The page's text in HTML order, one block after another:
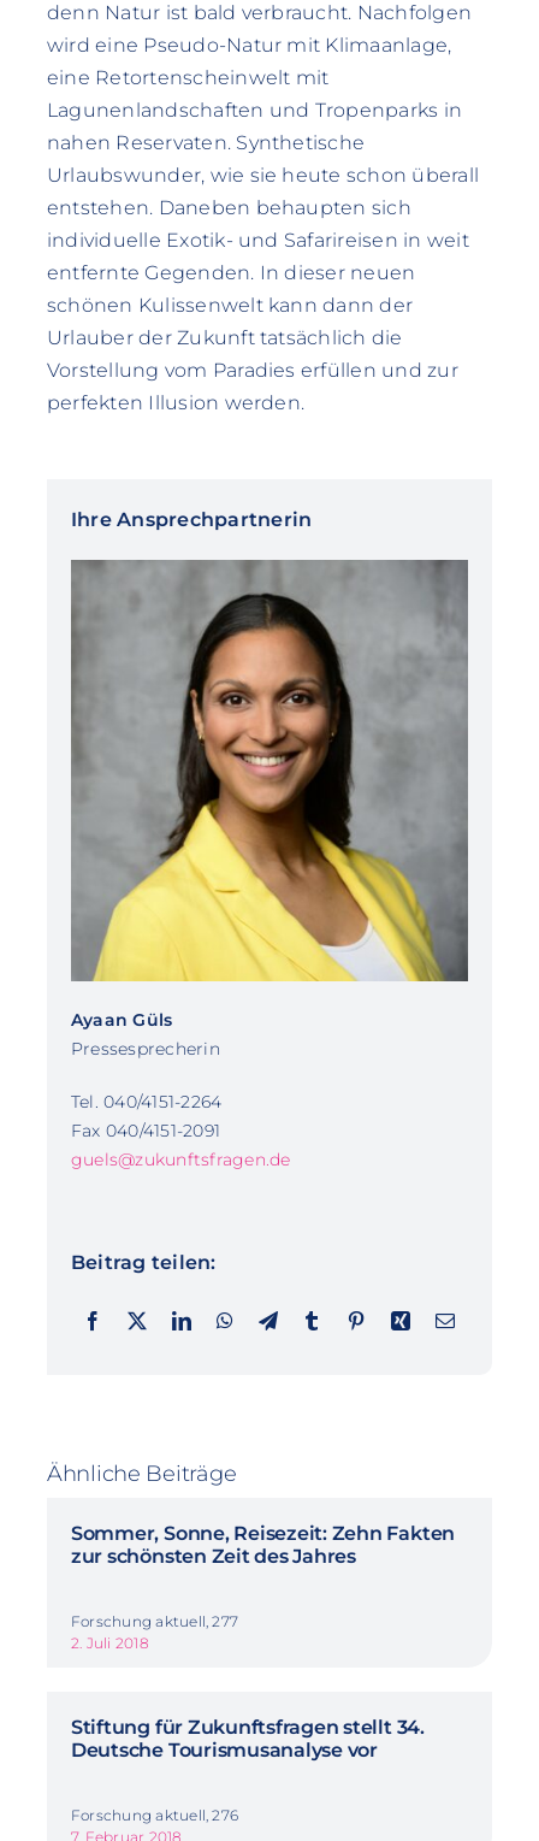
denn Natur ist bald verbraucht. Nachfolgen
wird eine Pseudo-Natur mit Klimaanlage,
eine Retortenscheinwelt mit
Lagunenlandschaften und Tropenparks in
nahen Reservaten. Synthetische
Urlaubswunder, wie sie heute schon überall
entstehen. Daneben behaupten sich
individuelle Exotik- und Safarireisen in weit
entfernte Gegenden. In dieser neuen
schönen Kulissenwelt kann dann der
Urlauber der Zukunft tatsächlich die
Vorstellung vom Paradies erfüllen und zur
perfekten Illusion werden.
Ihre Ansprechpartnerin
Ayaan Güls
Pressesprecherin
Tel. 040/4151-2264
Fax 040/4151-2091
guels@zukunftsfragen.de
Beitrag teilen:
Ähnliche Beiträge
Sommer, Sonne, Reisezeit: Zehn Fakten
zur schönsten Zeit des Jahres
Forschung aktuell, 277
2. Juli 2018
Stiftung für Zukunftsfragen stellt 34.
Deutsche Tourismusanalyse vor
Forschung aktuell, 276
7. Februar 2018